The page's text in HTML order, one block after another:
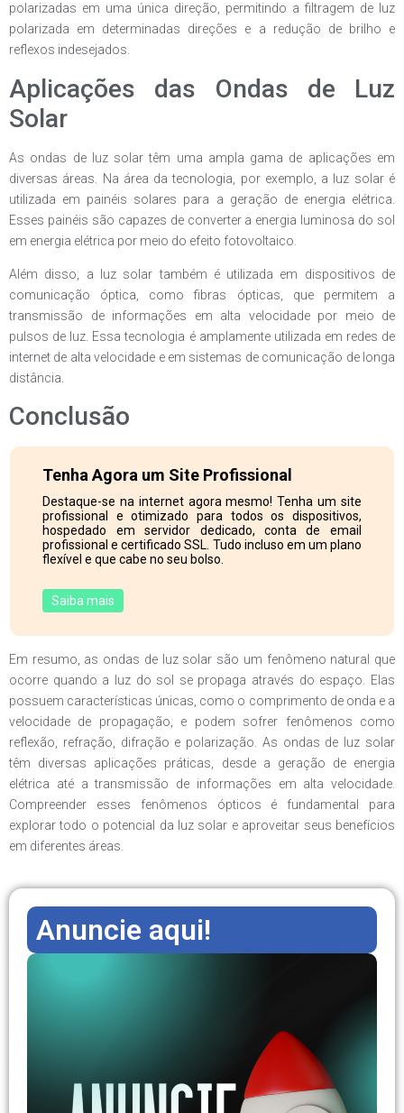
polarizadas em uma única direção, permitindo a filtragem de luz
polarizada em determinadas direções e a redução de brilho e
reflexos indesejados.
Aplicações das Ondas de Luz
Solar
As ondas de luz solar têm uma ampla gama de aplicações em
diversas áreas. Na área da tecnologia, por exemplo, a luz solar é
utilizada em painéis solares para a geração de energia elétrica.
Esses painéis são capazes de converter a energia luminosa do sol
em energia elétrica por meio do efeito fotovoltaico.
Além disso, a luz solar também é utilizada em dispositivos de
comunicação óptica, como fibras ópticas, que permitem a
transmissão de informações em alta velocidade por meio de
pulsos de luz. Essa tecnologia é amplamente utilizada em redes de
internet de alta velocidade e em sistemas de comunicação de longa
distância.
Conclusão
Tenha Agora um Site Profissional
Destaque-se na internet agora mesmo! Tenha um site
profissional e otimizado para todos os dispositivos,
hospedado em servidor dedicado, conta de email
profissional e certificado SSL. Tudo incluso em um plano
flexível e que cabe no seu bolso.
Saiba mais
Em resumo, as ondas de luz solar são um fenômeno natural que
ocorre quando a luz do sol se propaga através do espaço. Elas
possuem características únicas, como o comprimento de onda e a
velocidade de propagação, e podem sofrer fenômenos como
reflexão, refração, difração e polarização. As ondas de luz solar
têm diversas aplicações práticas, desde a geração de energia
elétrica até a transmissão de informações em alta velocidade.
Compreender esses fenômenos ópticos é fundamental para
explorar todo o potencial da luz solar e aproveitar seus benefícios
em diferentes áreas.
Anuncie aqui!